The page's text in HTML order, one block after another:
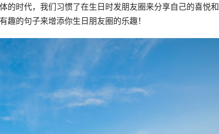
的时代，我们习惯了在生日时发朋友圈来分享自己的喜悦
的句子来增添你生日朋友圈的乐趣！